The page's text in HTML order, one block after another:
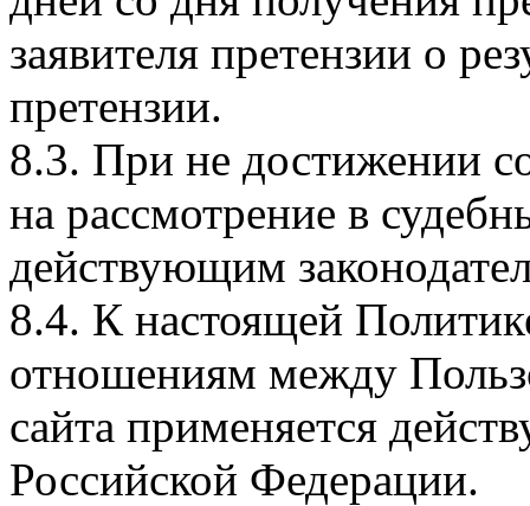
заявителя претензии о
претензии.
8.3. При не достижении
на рассмотрение в
действующим
8.4. К настоящей
отношениям между
сайта применяется
Российской Федерации.